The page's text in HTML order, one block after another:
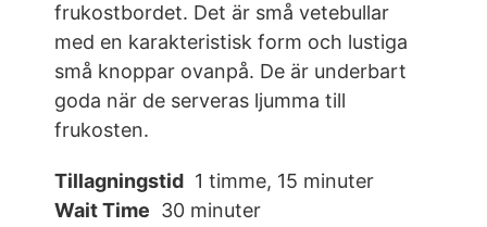
frukostbordet. Det är små vetebullar
med en karakteristisk form och lustiga
små knoppar ovanpå. De är underbart
goda när de serveras ljumma till
frukosten.
Tillagningstid 1 timme, 15 minuter
Wait Time 30 minuter